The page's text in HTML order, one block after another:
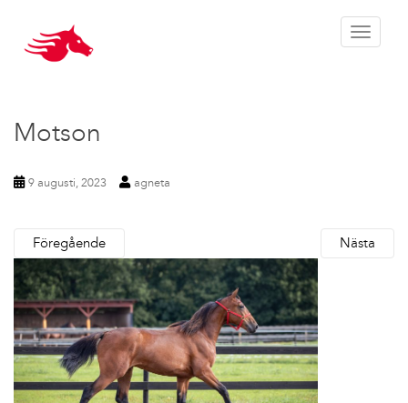
Toggle
Motson
9 augusti, 2023 agneta
Föregående Nästa